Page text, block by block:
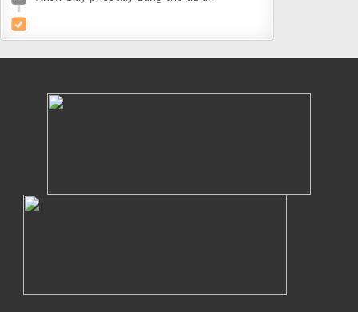
Investment and Enterprise Division,Business Facilitation Programand licensed under